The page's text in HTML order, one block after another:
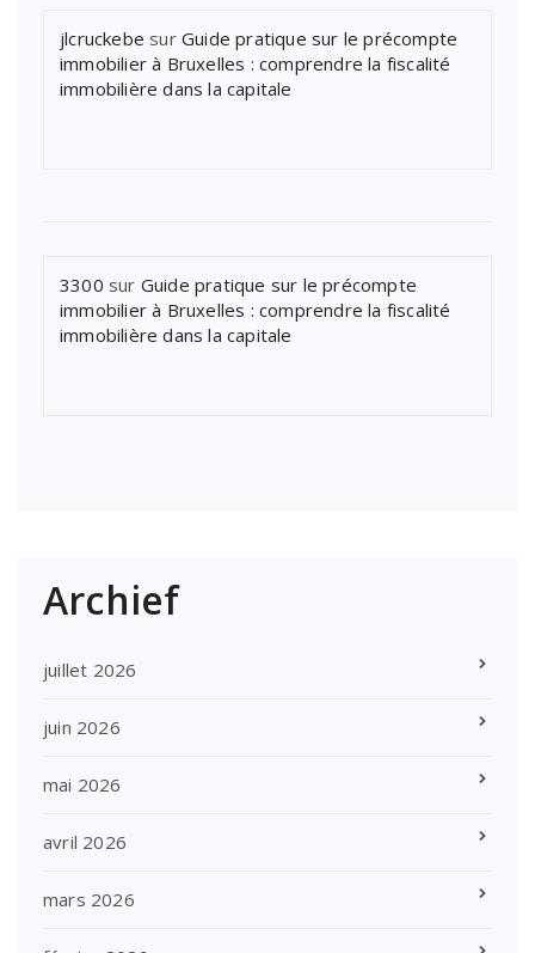
jlcruckebe sur Guide pratique sur le précompte
immobilier à Bruxelles : comprendre la fiscalité
immobilière dans la capitale
3300 sur Guide pratique sur le précompte
immobilier à Bruxelles : comprendre la fiscalité
immobilière dans la capitale
Archief
juillet 2026
juin 2026
mai 2026
avril 2026
mars 2026